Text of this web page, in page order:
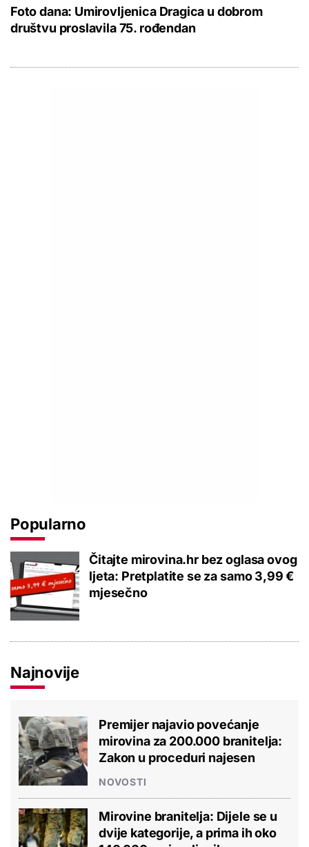
Foto dana: Umirovljenica Dragica u dobrom
društvu proslavila 75. rođendan
Popularno
Čitajte mirovina.hr bez oglasa ovog
ljeta: Pretplatite se za samo 3,99 €
mjesečno
Najnovije
Premijer najavio povećanje
mirovina za 200.000 branitelja:
Zakon u proceduri najesen
NOVOSTI
Mirovine branitelja: Dijele se u
dvije kategorije, a prima ih oko